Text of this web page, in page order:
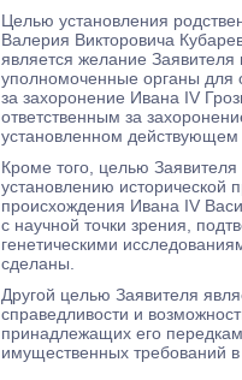
Целью установления
Валерия Викторовича
является желание
уполномоченные органы для
за захоронение Ивана IV
ответственным за
установленном действующем
Кроме того, целью
установлению исторической
происхождения Ивана IV
с научной точки зрения,
генетическими
сделаны.
Другой целью Заявителя
справедливости и
принадлежащих его
имущественных требований